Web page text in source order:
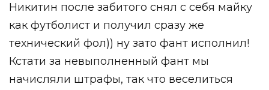
Никитин после забитого снял с себя майку
как футболист и получил сразу же
технический фол)) ну зато фант исполнил!
Кстати за невыполненный фант мы
начисляли штрафы, так что веселиться